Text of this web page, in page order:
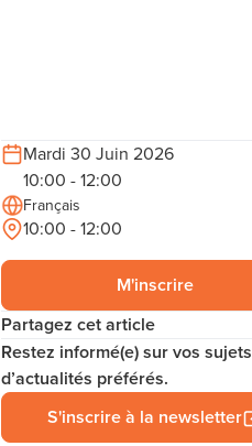
Mardi 30 Juin 2026
10:00 - 12:00
Français
10:00 - 12:00
M'inscrire
Partagez cet article
Restez informé(e) sur vos sujets
d’actualités préférés.
S'inscrire à la newsletter